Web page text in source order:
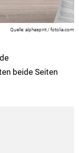
alphaspirit / fotolia.com
beide Seiten